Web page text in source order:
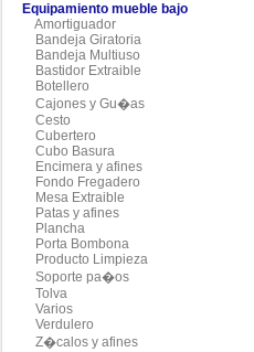
Equipamiento mueble bajo
Amortiguador
Bandeja Giratoria
Bandeja Multiuso
Bastidor Extraible
Botellero
Cajones y Gu�as
Cesto
Cubertero
Cubo Basura
Encimera y afines
Fondo Fregadero
Mesa Extraible
Patas y afines
Plancha
Porta Bombona
Producto Limpieza
Soporte pa�os
Tolva
Varios
Verdulero
Z�calos y afines